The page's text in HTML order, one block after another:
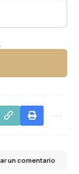
un comentario